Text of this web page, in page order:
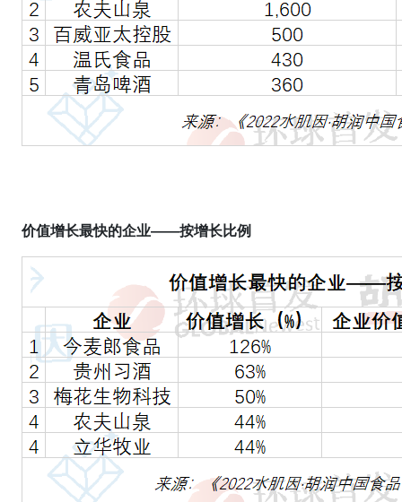
价值增长最快的企业——按增长比例